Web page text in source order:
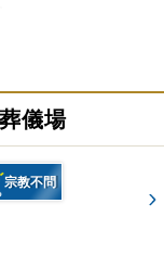
たものです。
儀場
宗教不問